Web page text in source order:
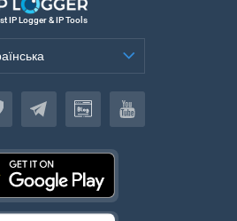
IP Logger & IP Tools